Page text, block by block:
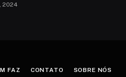
2024
FAZ CONTATO SOBRE NÓS